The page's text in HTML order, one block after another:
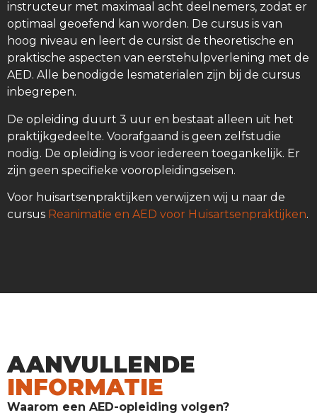
instructeur met maximaal acht deelnemers, zodat er
optimaal geoefend kan worden. De cursus is van
hoog niveau en leert de cursist de theoretische en
praktische aspecten van eerstehulpverlening met de
AED. Alle benodigde lesmaterialen zijn bij de cursus
inbegrepen.
De opleiding duurt 3 uur en bestaat alleen uit het
praktijkgedeelte. Voorafgaand is geen zelfstudie
nodig. De opleiding is voor iedereen toegankelijk. Er
zijn geen specifieke vooropleidingseisen.
Voor huisartsenpraktijken verwijzen wij u naar de
cursus Reanimatie en AED voor Huisartsenpraktijken.
AANVULLENDE
INFORMATIE
Waarom een AED-opleiding volgen?